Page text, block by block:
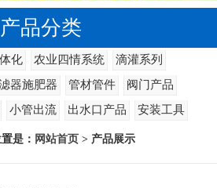
产品分类
化 农业四情系统
滴灌系列
器施肥器 管材管件
阀门产品
小管出流 出水口产品 安装工具
是： 网站首页 > 产品展示